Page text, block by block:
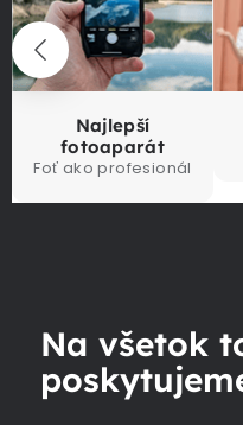
Najlepší
fotoaparát
Foť ako profesionál
Na všetok